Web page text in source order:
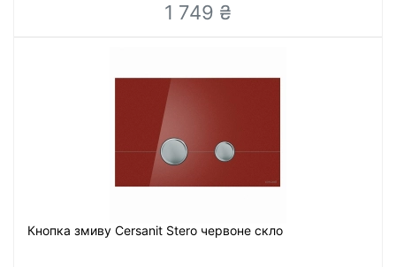
1 749 ₴
Кнопка змиву Cersanit Stero червоне скло